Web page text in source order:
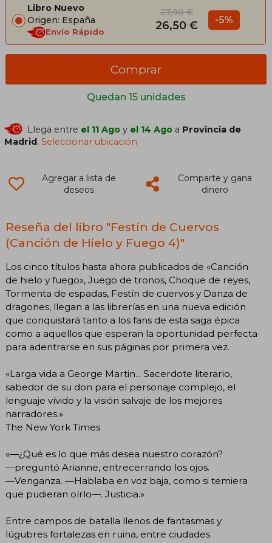
Libro Nuevo
Origen: España
Envío Rápido
27,90 €
26,50 € -5%
Quedan 15 unidades
Comprar
Llega entre el 11 Ago y el 14 Ago a Provincia de
Madrid.Seleccionar ubicación
Agregar a lista de
deseos
Comparte y gana
dinero
Reseña del libro "Festín de Cuervos
(Canción de Hielo y Fuego 4)"
Los cinco títulos hasta ahora publicados de «Canción
de hielo y fuego», Juego de tronos, Choque de reyes,
Tormenta de espadas, Festín de cuervos y Danza de
dragones, llegan a las librerías en una nueva edición
que conquistará tanto a los fans de esta saga épica
como a aquellos que esperan la oportunidad perfecta
para adentrarse en sus páginas por primera vez.
«Larga vida a George Martin... Sacerdote literario,
sabedor de su don para el personaje complejo, el
lenguaje vívido y la visión salvaje de los mejores
narradores.»
The New York Times
«―¿Qué es lo que más desea nuestro corazón?
―preguntó Arianne, entrecerrando los ojos.
―Venganza. ―Hablaba en voz baja, como si temiera
que pudieran oírlo―. Justicia.»
Entre campos de batalla llenos de fantasmas y
lúgubres fortalezas en ruina, entre ciudades